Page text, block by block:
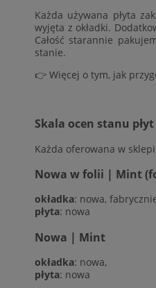
Każda używana płyta
wyjęta z okładki.
Całość starannie
stanie.
👉 Więcej o tym, jak
Skala ocen stanu
Każda oferowana w
Nowa w folii | Mint
okładka: nowa,
płyta: nowa
Nowa | Mint
okładka: nowa,
płyta: nowa